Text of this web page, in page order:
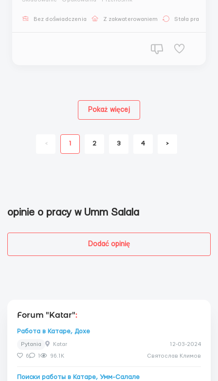
вредных факторов (не конвейер). ⏰ГРАФИК РАБОТЫ:
Bez doświadczenia Z zakwaterowaniem Stała praca
< 1 2 3 4 >
Pokaż więcej
opinie o pracy w Umm Salala
Dodać opinię
Forum "Katar":
Работа в Катаре, Дохе
Pytania Katar 12-03-2024
6 1 96.1K Святослав Климов
Поиски работы в Катаре, Умм-Салале